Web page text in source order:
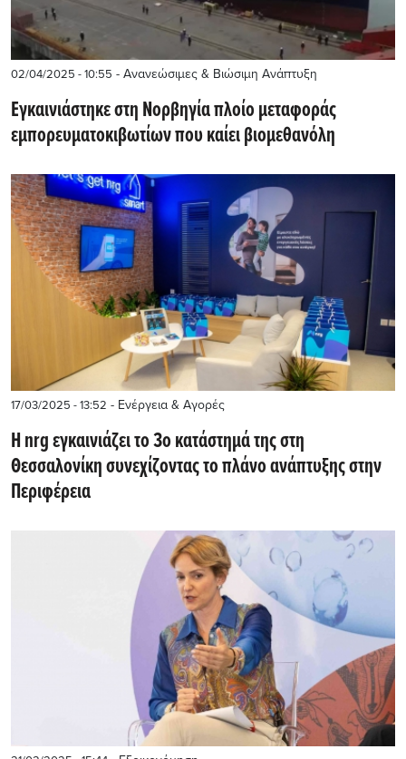
02/04/2025 - 10:55 - Ανανεώσιμες & Βιώσιμη Ανάπτυξη
Εγκαινιάστηκε στη Νορβηγία πλοίο μεταφοράς
εμπορευματοκιβωτίων που καίει βιομεθανόλη
17/03/2025 - 13:52 - Ενέργεια & Αγορές
H nrg εγκαινιάζει το 3o κατάστημά της στη
Θεσσαλονίκη συνεχίζοντας το πλάνο ανάπτυξης στην
Περιφέρεια